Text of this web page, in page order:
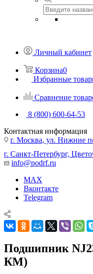
Личный кабинет
Корзина0
Избранные
Сравнение
8 (800) 600-64-53
Контактная информация
г. Москва, ул. Нижние
г. Санкт-Петербург,
info@podrf.ru
MAX
Вконтакте
Telegram
Подшипник
КМ)